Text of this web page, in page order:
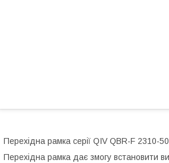
Перехідна рамка серії QIV QBR-F
Перехідна рамка дає змогу встановити